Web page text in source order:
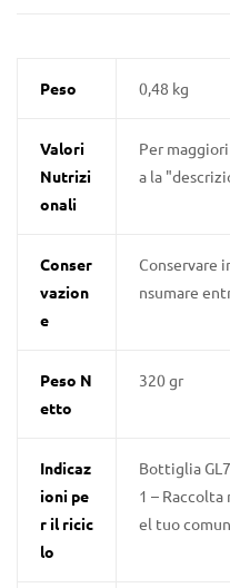
Peso 0,48 kg
Valori
Nutrizi
onali
Per
a la
Conser
vazion
e
Conservare
nsumare
Peso N
etto
320 gr
Indicaz
ioni pe
r il ricic
lo
Bottiglia
1 –
el tuo